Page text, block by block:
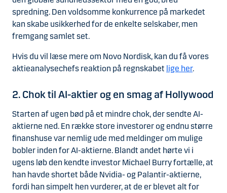
spredning. Den voldsomme konkurrence på markedet
kan skabe usikkerhed for de enkelte selskaber, men
fremgang samlet set.
Hvis du vil læse mere om Novo Nordisk, kan du få vores
aktieanalysechefs reaktion på regnskabet lige her.
2. Chok til AI-aktier og en smag af Hollywood
Starten af ugen bød på et mindre chok, der sendte AI-
aktierne ned. En række store investorer og endnu større
finanshuse var nemlig ude med meldinger om mulige
bobler inden for AI-aktierne. Blandt andet hørte vi i
ugens løb den kendte investor Michael Burry fortælle, at
han havde shortet både Nvidia- og Palantir-aktierne,
fordi han simpelt hen vurderer, at de er blevet alt for